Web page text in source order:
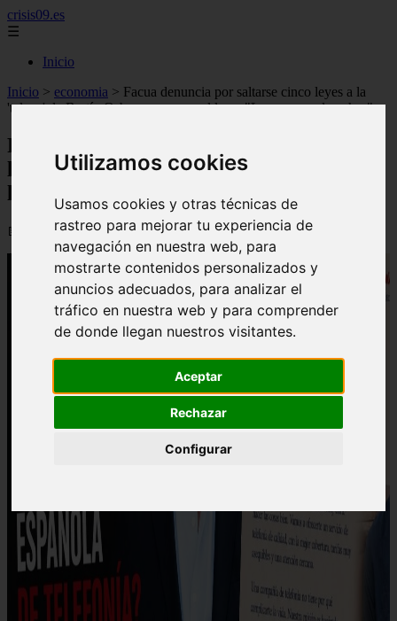
Utilizamos cookies
Usamos cookies y otras técnicas de
rastreo para mejorar tu experiencia de
navegación en nuestra web, para
mostrarte contenidos personalizados y
anuncios adecuados, para analizar el
tráfico en nuestra web y para comprender
de donde llegan nuestros visitantes.
Aceptar
Rechazar
Configurar
crisis09.es
☰
Inicio
Inicio > economia > Facua denuncia por saltarse cinco leyes a la
'teleco' de Bertín Osborne que usa el lema "Las cosas a derechas"
Facua denuncia por saltarse cinco leyes a
la 'teleco' de Bertín Osborne que usa el
lema "Las cosas a derechas"
📅 21/06/2026